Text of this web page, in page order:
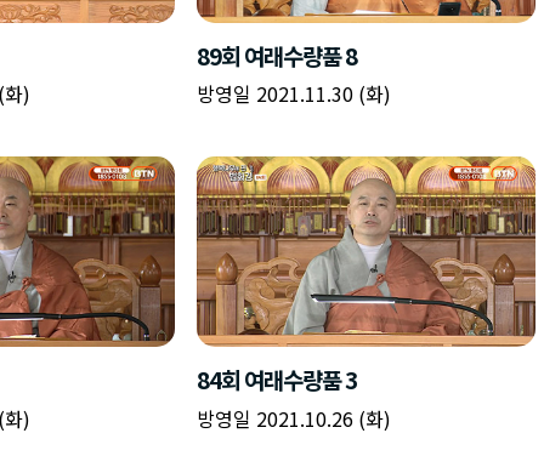
)
89회 여래수량품 8
방영일 2021.11.30 (화)
)
84회 여래수량품 3
방영일 2021.10.26 (화)